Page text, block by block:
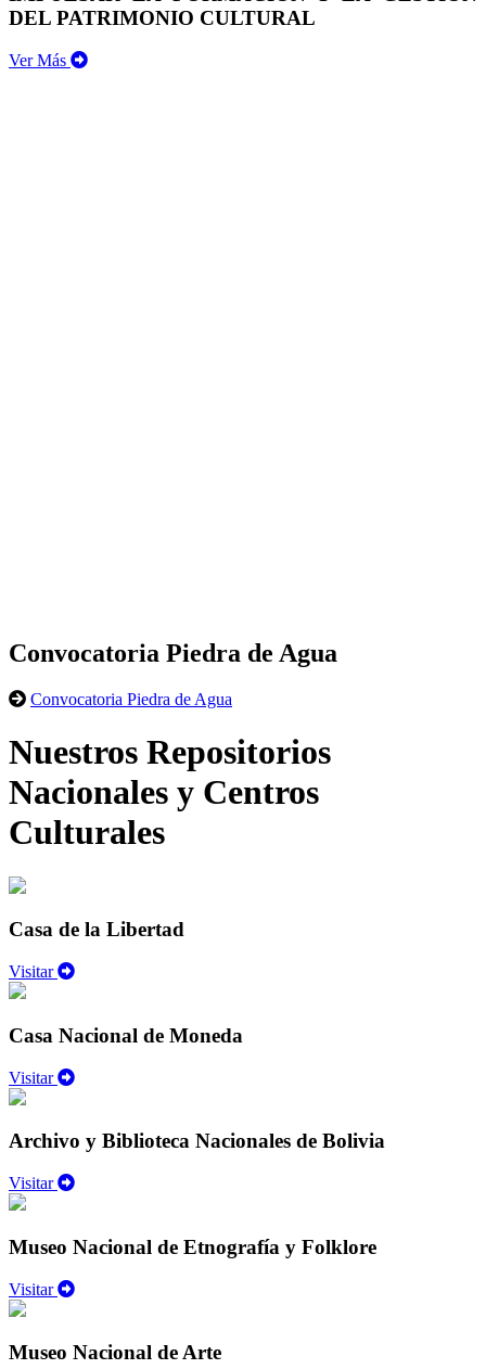
DEL PATRIMONIO CULTURAL
Ver Más
Convocatoria Piedra de Agua
Convocatoria Piedra de Agua
Nuestros Repositorios
Nacionales y Centros
Culturales
Casa de la Libertad
Visitar
Casa Nacional de Moneda
Visitar
Archivo y Biblioteca Nacionales de Bolivia
Visitar
Museo Nacional de Etnografía y Folklore
Visitar
Museo Nacional de Arte